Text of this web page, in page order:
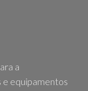
a
e equipamentos